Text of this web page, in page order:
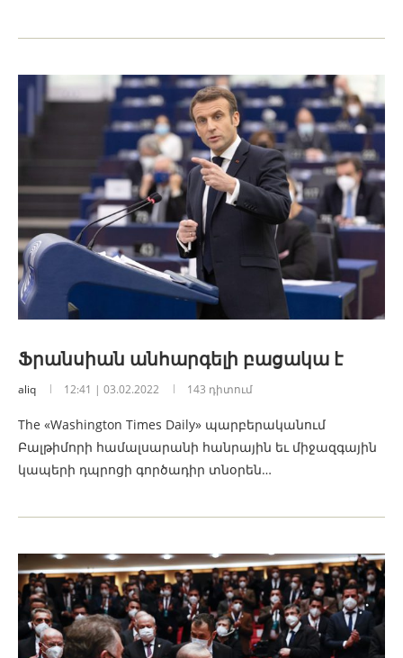
Ֆրանսիան անհարգելի բացակա է
aliq 12:41 | 03.02.2022 143 դիտում
The «Washington Times Daily» պարբերականում
Բալթիմորի համալսարանի հանրային եւ միջազգային
կապերի դպրոցի գործադիր տնօրեն…